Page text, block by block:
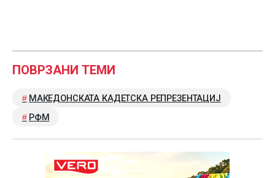
ПОВРЗАНИ ТЕМИ
МАКЕДОНСКАТА КАДЕТСКА РЕПРЕЗЕНТАЦИЈ
РФМ